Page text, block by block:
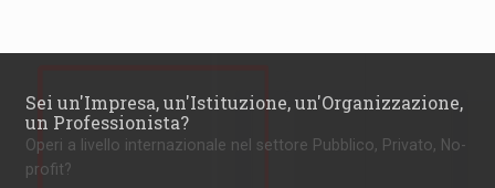
Sei un'Impresa, un'Istituzione, un'Organizzazione,
un Professionista?
Operi a livello internazionale nel settore Pubblico, Privato, No-
profit?